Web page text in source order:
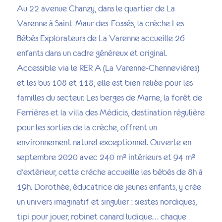
Au 22 avenue Chanzy, dans le quartier de La
Varenne à Saint-Maur-des-Fossés, la crèche Les
Bébés Explorateurs de La Varenne accueille 26
enfants dans un cadre généreux et original.
Accessible via le RER A (La Varenne-Chennevières)
et les bus 108 et 118, elle est bien reliée pour les
familles du secteur. Les berges de Marne, la forêt de
Ferrières et la villa des Médicis, destination régulière
pour les sorties de la crèche, offrent un
environnement naturel exceptionnel. Ouverte en
septembre 2020 avec 240 m² intérieurs et 94 m²
d'extérieur, cette crèche accueille les bébés de 8h à
19h. Dorothée, éducatrice de jeunes enfants, y crée
un univers imaginatif et singulier : siestes nordiques,
tipi pour jouer, robinet canard ludique… chaque